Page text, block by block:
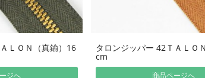
ＬＯＮ（真鍮）16
ジへ
タロンジッパー 42ＴＡＬＯ
cm
商品ページへ